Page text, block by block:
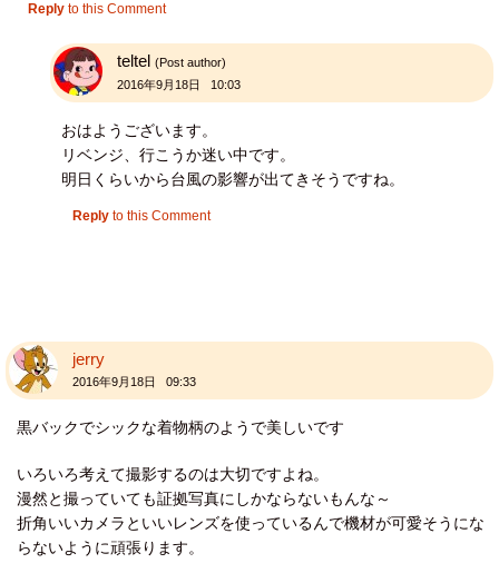
Reply to this Comment
teltel (Post author)
2016年9月18日 10:03
おはようございます。
リベンジ、行こうか迷い中です。
明日くらいから台風の影響が出てきそうですね。
Reply to this Comment
jerry
2016年9月18日 09:33
黒バックでシックな着物柄のようで美しいです
いろいろ考えて撮影するのは大切ですよね。
漫然と撮っていても証拠写真にしかならないもんな～
折角いいカメラといいレンズを使っているんで機材が可愛そうにな
らないように頑張ります。